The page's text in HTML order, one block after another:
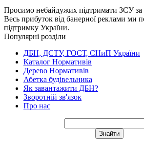
Просимо небайдужих підтримати ЗСУ
Весь прибуток від банерної реклами ми
підтримку України.
Популярні розділи
ДБН, ДСТУ, ГОСТ, СНиП України
Каталог Нормативів
Дерево Нормативів
Абетка будівельника
Як завантажити ДБН?
Зворотній зв'язок
Про нас